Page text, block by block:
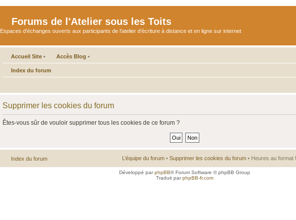
Forums de l'Atelier sous les Toits
Espaces d'échanges ouverts aux participants de l'atelier d'écriture à distance et en ligne sur internet
Accueil Site • Accès Blog •
Index du forum
Supprimer les cookies du forum
Êtes-vous sûr de vouloir supprimer tous les cookies de ce forum ?
Index du forum L’équipe du forum • Supprimer les cookies du forum • Heures au format
Développé parphpBB® Forum Software © phpBB Group
Traduit parphpBB-fr.com